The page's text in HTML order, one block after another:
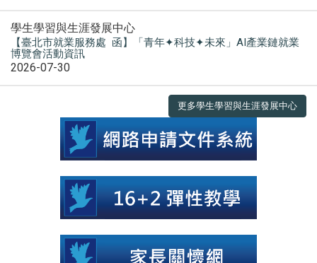
學生學習與生涯發展中心
【臺北市就業服務處 函】「青年✦科技✦未來」AI產業鏈就業
博覽會活動資訊
2026-07-30
更多學生學習與生涯發展中心